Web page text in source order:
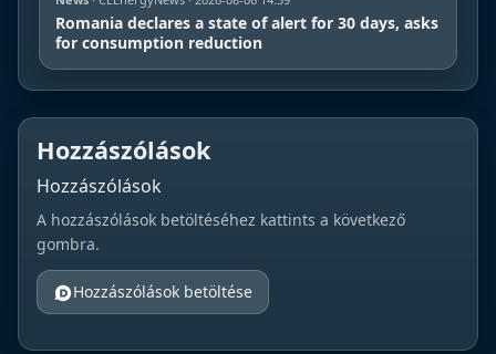
Romania declares a state of alert for 30 days, asks
for consumption reduction
Hozzászólások
Hozzászólások
A hozzászólások betöltéséhez kattints a következő
gombra.
Hozzászólások betöltése